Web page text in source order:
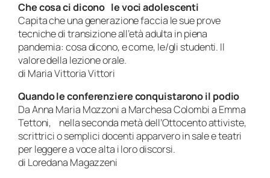
Che cosa ci dicono le voci adolescenti
Capita che una generazione faccia le sue prove
tecniche di transizione all’età adulta in piena
pandemia: cosa dicono, e come, le/gli studenti. Il
valore della lezione orale.
di Maria Vittoria Vittori
Quando le conferenziere conquistarono il podio
Da Anna Maria Mozzoni a Marchesa Colombi a Emma
Tettoni, nella seconda metà dell’Ottocento attiviste,
scrittrici o semplici docenti apparvero in sale e teatri
per leggere a voce alta i loro discorsi.
di Loredana Magazzeni